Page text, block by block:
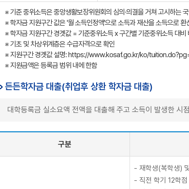
※ 기준 중위소득은 중앙생활보장위원회의 심의·의결을 거쳐 고시하는
※ 학자금 지원구간 값은 '월 소득인정액'으로 소득과 재산을 소득으로 환
※ 학자금 지원구간 경곗값 = 기준중위소득 x 구간별 기준중위소득 대비
※ 기초 및 차상위계층은 수급자격으로 확인
※ 지원구간 경곗값 설명: https://www.kosaf.go.kr/ko/
※ 지원금액은 등록금 범위 내에 한함
든든학자금 대출(취업후 상환 학자금 대출)
대학등록금 실소요액 전액을 대출해 주고 소득이 발생한 시
구분
- 재학생(복학생)
- 직전 학기 12학